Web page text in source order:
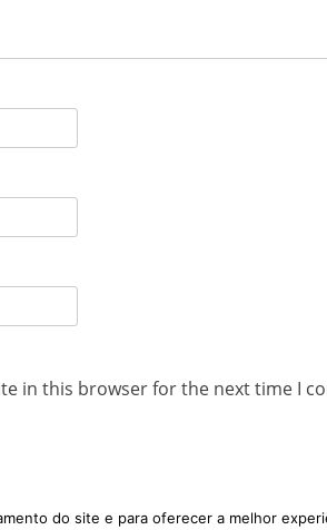
in this browser for the next time I
do site e para oferecer a melhor